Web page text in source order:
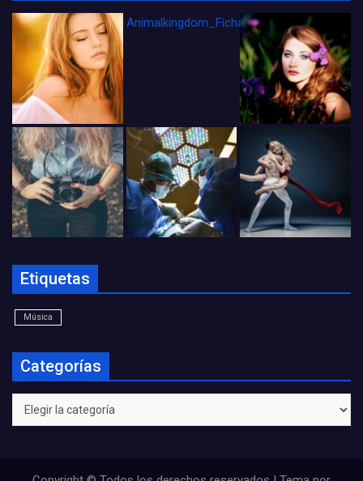
Animalkingdom_FichaCine
Etiquetas
Música
Categorías
Categorías